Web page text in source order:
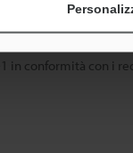
1 in conformità con i